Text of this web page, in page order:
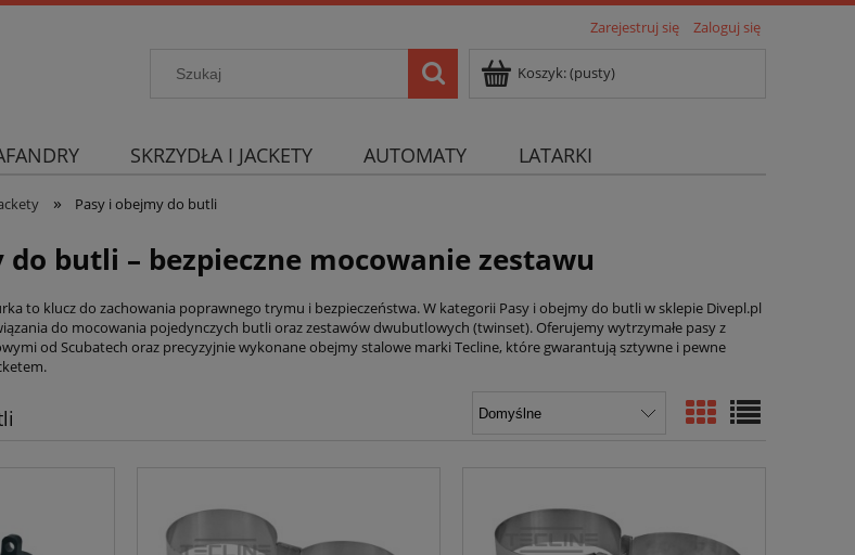
Zarejestruj się Zaloguj się
Koszyk:(pusty)
SKRZYDŁA I JACKETY AUTOMATY
LATARKI
» Pasy i obejmy do butli
do butli – bezpieczne mocowanie zestawu
to klucz do zachowania poprawnego trymu i bezpieczeństwa. W kategorii Pasy i obejmy do butli w sklepie Divepl.pl
do mocowania pojedynczych butli oraz zestawów dwubutlowych (twinset). Oferujemy wytrzymałe pasy z
od Scubatech oraz precyzyjnie wykonane obejmy stalowe marki Tecline, które gwarantują sztywne i pewne